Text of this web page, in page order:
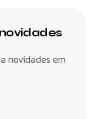
novidades em